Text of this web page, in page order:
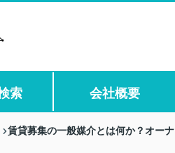
索 会社概要
賃貸募集の一般媒介とは何か？オー